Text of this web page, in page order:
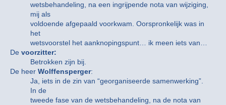
wetsbehandeling, na een ingrijpende nota van wijziging,
mij als
voldoende afgepaald voorkwam. Oorspronkelijk was in
het
wetsvoorstel het aanknopingspunt… ik meen iets van…
De voorzitter:
Betrokken zijn bij.
De heer Wolffensperger:
Ja, iets in de zin van “georganiseerde samenwerking”.
In de
tweede fase van de wetsbehandeling, na de nota van